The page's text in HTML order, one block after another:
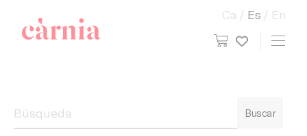
view cartMy
Ca Es En
Buscar